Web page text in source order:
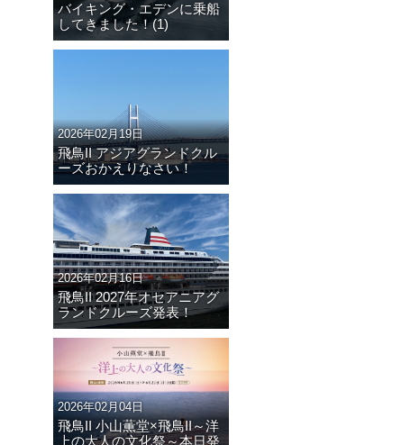
バイキング・エデンに乗船
してきました！(1)
2026年02月19日
飛鳥II アジアグランドクル
ーズおかえりなさい！
2026年02月16日
飛鳥II 2027年オセアニアグ
ランドクルーズ発表！
2026年02月04日
飛鳥II 小山薫堂×飛鳥II～洋
上の大人の文化祭～本日発